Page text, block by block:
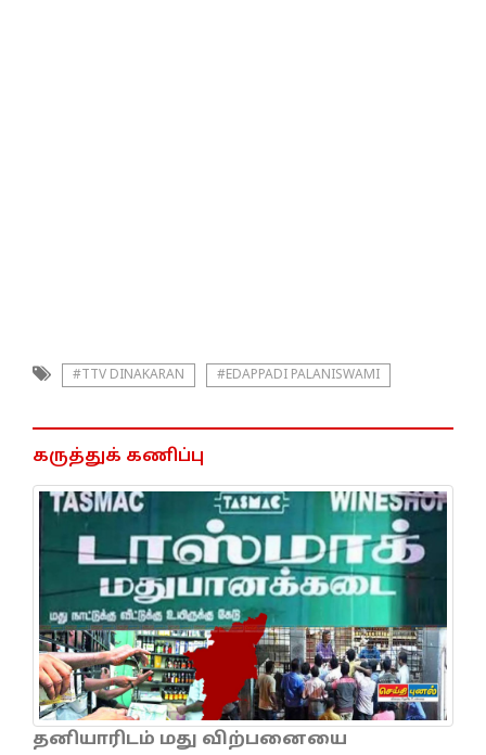
#TTV DINAKARAN #EDAPPADI PALANISWAMI
கருத்துக் கணிப்பு
தனியாரிடம் மது விற்பனையை